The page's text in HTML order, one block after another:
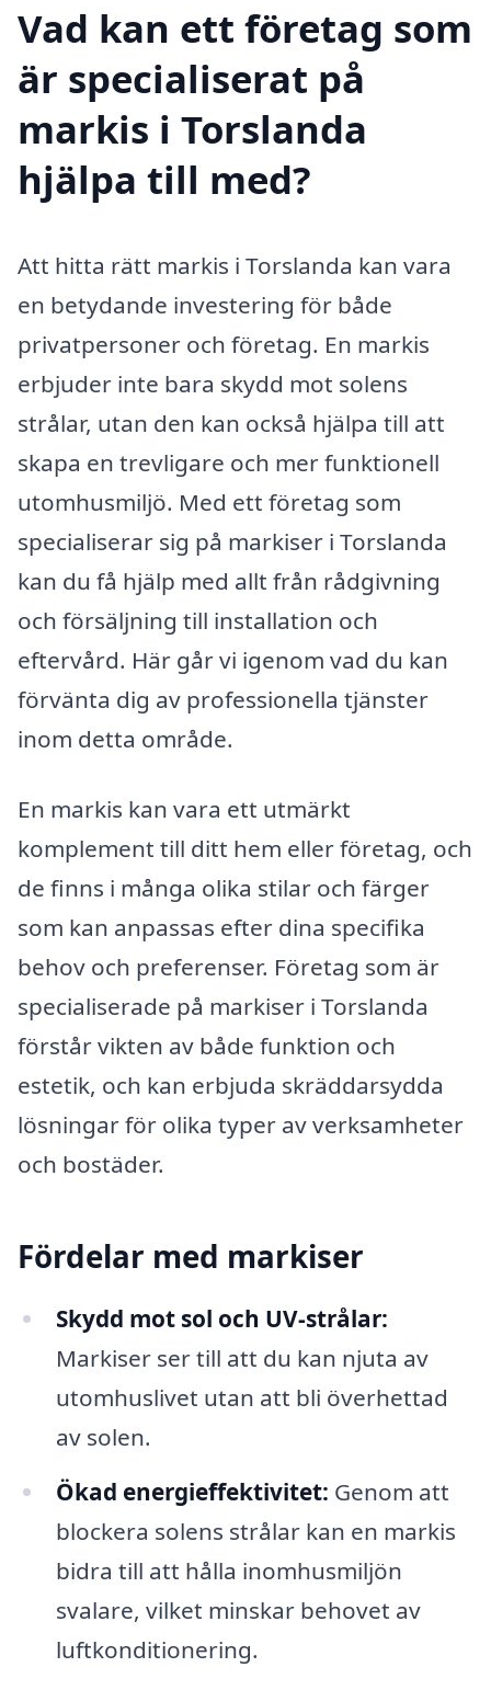
Vad kan ett företag som
är specialiserat på
markis i Torslanda
hjälpa till med?
Att hitta rätt markis i Torslanda kan vara
en betydande investering för både
privatpersoner och företag. En markis
erbjuder inte bara skydd mot solens
strålar, utan den kan också hjälpa till att
skapa en trevligare och mer funktionell
utomhusmiljö. Med ett företag som
specialiserar sig på markiser i Torslanda
kan du få hjälp med allt från rådgivning
och försäljning till installation och
eftervård. Här går vi igenom vad du kan
förvänta dig av professionella tjänster
inom detta område.
En markis kan vara ett utmärkt
komplement till ditt hem eller företag, och
de finns i många olika stilar och färger
som kan anpassas efter dina specifika
behov och preferenser. Företag som är
specialiserade på markiser i Torslanda
förstår vikten av både funktion och
estetik, och kan erbjuda skräddarsydda
lösningar för olika typer av verksamheter
och bostäder.
Fördelar med markiser
Skydd mot sol och UV-strålar:
Markiser ser till att du kan njuta av
utomhuslivet utan att bli överhettad
av solen.
Ökad energieffektivitet: Genom att
blockera solens strålar kan en markis
bidra till att hålla inomhusmiljön
svalare, vilket minskar behovet av
luftkonditionering.